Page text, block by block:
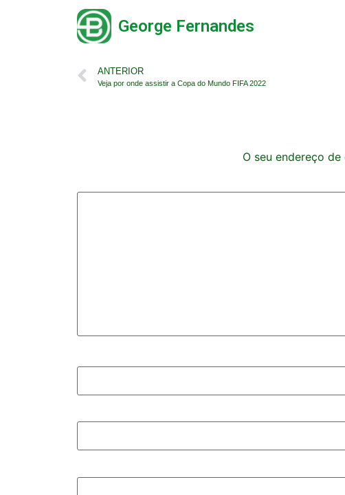
George Fernandes
ANTERIOR
Veja por onde assistir a Copa do Mundo FIFA 2022
O seu endereço